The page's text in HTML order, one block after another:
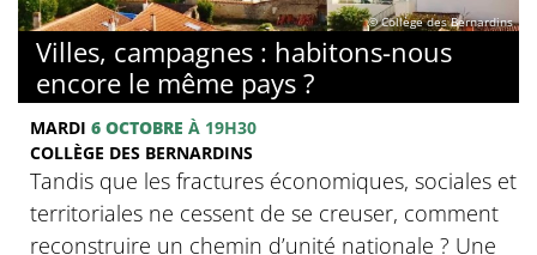
© Collège des Bernardins
Villes, campagnes : habitons-nous
encore le même pays ?
MARDI 6 OCTOBRE À 19H30
COLLÈGE DES BERNARDINS
Tandis que les fractures économiques, sociales et
territoriales ne cessent de se creuser, comment
reconstruire un chemin d’unité nationale ? Une